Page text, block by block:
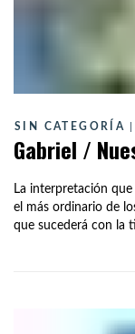
SIN CATEGORÍA
Gabriel /
La interpretación
el más ordinario de
que sucederá con la